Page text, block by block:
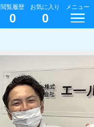
閲覧履歴
0
お気に入り
0
メニュー